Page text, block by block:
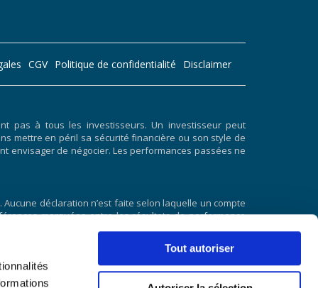
Tout autoriser
CGV Politique de confidentialité Disclaimer
pas à tous les investisseurs. Un investisseur peut
mettre en péril sa sécurité financière ou son style de
envisager de négocier. Les performances passées ne
déclaration n’est faite selon laquelle un compte
marquées entre les résultats de performance
de performance hypothétiques est qu’ils sont
aucun résultat de négociation hypothétique ne peut
ou à adhérer à un programme de négociation
de négociation réels. Il existe de nombreux autres
pris en compte dans la préparation de résultats de